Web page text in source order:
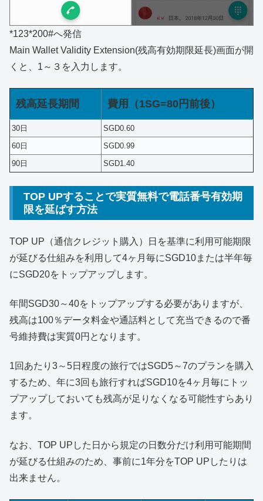
*123*200#へ発信
Main Wallet Validity Extension(残高有効期限延長)画面が開
くと、1～３を入力します。
残高延長期間 費用（1SG=80円前後）
30日
SGD0.60
60日
SGD0.99
90日
SGD1.40
TOP UPすることで実質無料で電話番号有効期
限を延ばす方法
TOP UP（通信クレジット購入）日を基準に利用可能期限
が延びる仕組みを利用して4ヶ月毎にSGD10または半年毎
にSGD20をトップアップします。
年間SGD30～40をトップアップする必要がありますが、
残高は100％データ料金や通話料として充当できるので番
号維持費は実質0円となります。
1回あたり3～5日程度の旅行ではSGD5～7のプランを購入
するため、年に3回も旅行すればSGD10を4ヶ月毎にトッ
プアップしておいても残高が足りなくなる可能性すらあり
ます。
なお、TOP UPした日から規定の日数分だけ利用可能期間
が延びる仕組みのため、事前に1年分をTOP UPしたりは
出来ません。